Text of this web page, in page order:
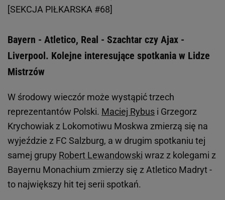
[SEKCJA PIŁKARSKA #68]
Bayern - Atletico, Real - Szachtar czy Ajax -
Liverpool. Kolejne interesujące spotkania w Lidze
Mistrzów
W środowy wieczór może wystąpić trzech
reprezentantów Polski. Maciej Rybus i Grzegorz
Krychowiak z Lokomotiwu Moskwa zmierzą się na
wyjeździe z FC Salzburg, a w drugim spotkaniu tej
samej grupy Robert Lewandowski wraz z kolegami z
Bayernu Monachium zmierzy się z Atletico Madryt -
to największy hit tej serii spotkań.